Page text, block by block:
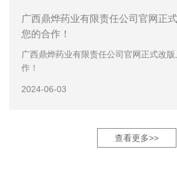
广西鼎烨药业有限责任公司官网正
您的合作！
广西鼎烨药业有限责任公司官网正式改
作！
2024-06-03
查看更多>>